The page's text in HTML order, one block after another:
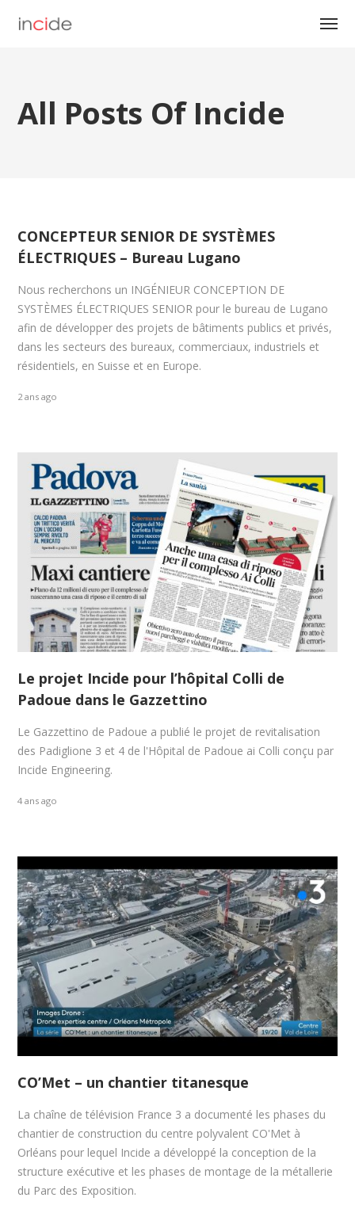
All Posts Of Incide
CONCEPTEUR SENIOR DE SYSTÈMES
ÉLECTRIQUES – Bureau Lugano
Nous recherchons un INGÉNIEUR CONCEPTION DE
SYSTÈMES ÉLECTRIQUES SENIOR pour le bureau de Lugano
afin de développer des projets de bâtiments publics et privés,
dans les secteurs des bureaux, commerciaux, industriels et
résidentiels, en Suisse et en Europe.
2 ans ago
Le projet Incide pour l’hôpital Colli de
Padoue dans le Gazzettino
Le Gazzettino de Padoue a publié le projet de revitalisation
des Padiglione 3 et 4 de l'Hôpital de Padoue ai Colli conçu par
Incide Engineering.
4 ans ago
CO’Met – un chantier titanesque
La chaîne de télévision France 3 a documenté les phases du
chantier de construction du centre polyvalent CO'Met à
Orléans pour lequel Incide a développé la conception de la
structure exécutive et les phases de montage de la métallerie
du Parc des Exposition.